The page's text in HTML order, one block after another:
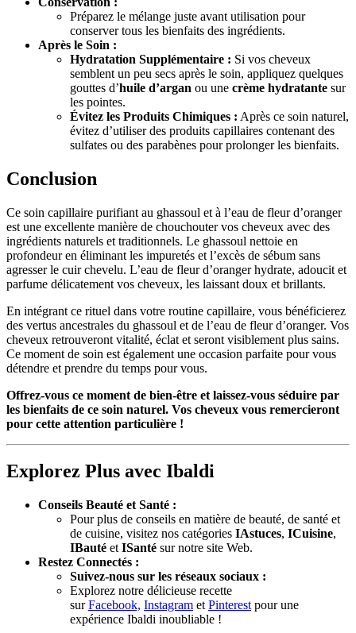
Préparez le mélange juste avant utilisation pour
conserver tous les bienfaits des ingrédients.
Après le Soin :
Hydratation Supplémentaire : Si vos cheveux
semblent un peu secs après le soin, appliquez quelques
gouttes d’huile d’argan ou une crème hydratante sur
les pointes.
Évitez les Produits Chimiques : Après ce soin naturel,
évitez d’utiliser des produits capillaires contenant des
sulfates ou des parabènes pour prolonger les bienfaits.
Conclusion
Ce soin capillaire purifiant au ghassoul et à l’eau de fleur d’oranger
est une excellente manière de chouchouter vos cheveux avec des
ingrédients naturels et traditionnels. Le ghassoul nettoie en
profondeur en éliminant les impuretés et l’excès de sébum sans
agresser le cuir chevelu. L’eau de fleur d’oranger hydrate, adoucit et
parfume délicatement vos cheveux, les laissant doux et brillants.
En intégrant ce rituel dans votre routine capillaire, vous bénéficierez
des vertus ancestrales du ghassoul et de l’eau de fleur d’oranger. Vos
cheveux retrouveront vitalité, éclat et seront visiblement plus sains.
Ce moment de soin est également une occasion parfaite pour vous
détendre et prendre du temps pour vous.
Offrez-vous ce moment de bien-être et laissez-vous séduire par
les bienfaits de ce soin naturel. Vos cheveux vous remercieront
pour cette attention particulière !
Explorez Plus avec Ibaldi
Conseils Beauté et Santé :
Pour plus de conseils en matière de beauté, de santé et
de cuisine, visitez nos catégories IAstuces, ICuisine,
IBauté et ISanté sur notre site Web.
Restez Connectés :
Suivez-nous sur les réseaux sociaux :
Explorez notre délicieuse recette
surFacebook, Instagram et Pinterest pour une
expérience Ibaldi inoubliable !